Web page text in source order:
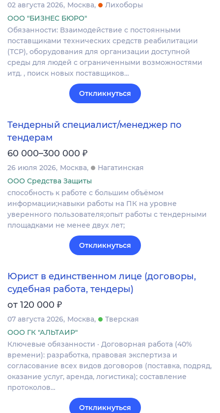
02 августа 2026 Москва
Лихоборы
ООО "БИЗНЕС БЮРО"
Обязанности: Взаимодействие с постоянными
поставщиками технических средств реабилитации
(ТСР), оборудования для организации доступной
среды для людей с ограниченными возможностями
итд. , поиск новых поставщиков…
Откликнуться
Тендерный специалист/менеджер по
тендерам
60 000–300 000 ₽
26 июля 2026 Москва
Нагатинская
ООО Средства Защиты
способность к работе с большим объёмом
информации;навыки работы на ПК на уровне
уверенного пользователя;опыт работы с тендерными
площадками не менее двух лет;
Откликнуться
Юрист в единственном лице (договоры,
судебная работа, тендеры)
от 120 000 ₽
07 августа 2026 Москва
Тверская
ООО ГК "АЛЬТАИР"
Ключевые обязанности · Договорная работа (40%
времени): разработка, правовая экспертиза и
согласование всех видов договоров (поставка, подряд,
оказание услуг, аренда, логистика); составление
протоколов…
Откликнуться